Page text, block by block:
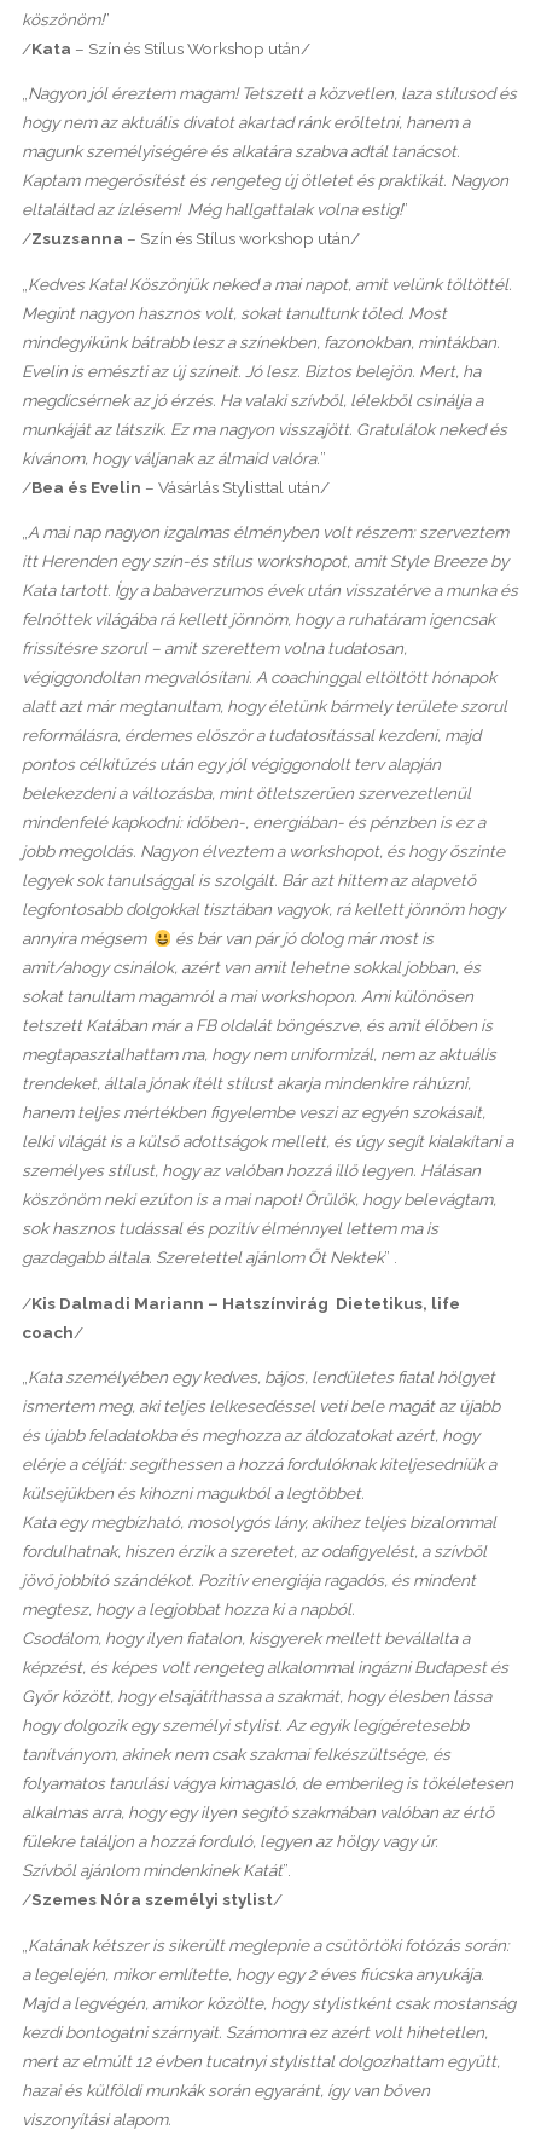
köszönöm!”
/Kata – Szín és Stílus Workshop után/
„Nagyon jól éreztem magam! Tetszett a közvetlen, laza stílusod és
hogy nem az aktuális divatot akartad ránk erőltetni, hanem a
magunk személyiségére és alkatára szabva adtál tanácsot.
Kaptam megerősítést és rengeteg új ötletet és praktikát. Nagyon
eltaláltad az ízlésem! Még hallgattalak volna estig!”
/Zsuzsanna – Szín és Stílus workshop után/
Kedves Kata! Köszönjük neked a mai napot, amit velünk töltöttél.
Megint nagyon hasznos volt, sokat tanultunk tőled. Most
mindegyikünk bátrabb lesz a színekben, fazonokban, mintákban.
Evelin is emészti az új színeit. Jó lesz. Biztos belejön. Mert, ha
megdícsérnek az jó érzés. Ha valaki szívből, lélekből csinálja a
munkáját az látszik. Ez ma nagyon visszajött. Gratulálok neked és
kívánom, hogy váljanak az álmaid valóra.”
/Bea és Evelin – Vásárlás Stylisttal után/
„A mai nap nagyon izgalmas élményben volt részem: szerveztem
itt Herenden egy szín-és stílus workshopot, amit Style Breeze by
Kata tartott. Így a babaverzumos évek után visszatérve a munka és
felnőttek világába rá kellett jönnöm, hogy a ruhatáram igencsak
frissítésre szorul – amit szerettem volna tudatosan,
végiggondoltan megvalósítani. A coachinggal eltöltött hónapok
alatt azt már megtanultam, hogy életünk bármely területe szorul
reformálásra, érdemes először a tudatosítással kezdeni, majd
pontos célkitűzés után egy jól végiggondolt terv alapján
belekezdeni a változásba, mint ötletszerűen szervezetlenül
mindenfelé kapkodni: időben-, energiában- és pénzben is ez a
jobb megoldás. Nagyon élveztem a workshopot, és hogy őszinte
legyek sok tanulsággal is szolgált. Bár azt hittem az alapvető
legfontosabb dolgokkal tisztában vagyok, rá kellett jönnöm hogy
annyira mégsem
és bár van pár jó dolog már most is
amit/ahogy csinálok, azért van amit lehetne sokkal jobban, és
sokat tanultam magamról a mai workshopon. Ami különösen
tetszett Katában már a FB oldalát böngészve, és amit élőben is
megtapasztalhattam ma, hogy nem uniformizál, nem az aktuális
trendeket, általa jónak ítélt stílust akarja mindenkire ráhúzni,
hanem teljes mértékben figyelembe veszi az egyén szokásait,
lelki világát is a külső adottságok mellett, és úgy segít kialakítani a
személyes stílust, hogy az valóban hozzá illő legyen. Hálásan
köszönöm neki ezúton is a mai napot! Örülök, hogy belevágtam,
sok hasznos tudással és pozitív élménnyel lettem ma is
gazdagabb általa. Szeretettel ajánlom Őt Nektek” .
/Kis Dalmadi Mariann – Hatszínvirág Dietetikus, life
coach/
„Kata személyében egy kedves, bájos, lendületes fiatal hölgyet
ismertem meg, aki teljes lelkesedéssel veti bele magát az újabb
és újabb feladatokba és meghozza az áldozatokat azért, hogy
elérje a célját: segíthessen a hozzá fordulóknak kiteljesedniük a
külsejükben és kihozni magukból a legtöbbet.
Kata egy megbízható, mosolygós lány, akihez teljes bizalommal
fordulhatnak, hiszen érzik a szeretet, az odafigyelést, a szívből
jövő jobbító szándékot. Pozitív energiája ragadós, és mindent
megtesz, hogy a legjobbat hozza ki a napból.
Csodálom, hogy ilyen fiatalon, kisgyerek mellett bevállalta a
képzést, és képes volt rengeteg alkalommal ingázni Budapest és
Győr között, hogy elsajátíthassa a szakmát, hogy élesben lássa
hogy dolgozik egy személyi stylist. Az egyik legígéretesebb
tanítványom, akinek nem csak szakmai felkészültsége, és
folyamatos tanulási vágya kimagasló, de emberileg is tökéletesen
alkalmas arra, hogy egy ilyen segítő szakmában valóban az értő
fülekre találjon a hozzá forduló, legyen az hölgy vagy úr.
Szívből ajánlom mindenkinek Katát”.
/Szemes Nóra személyi stylist/
Katának kétszer is sikerült meglepnie a csütörtöki fotózás során:
a legelején, mikor említette, hogy egy 2 éves fiúcska anyukája.
Majd a legvégén, amikor közölte, hogy stylistként csak mostanság
kezdi bontogatni szárnyait. Számomra ez azért volt hihetetlen,
mert az elmúlt 12 évben tucatnyi stylisttal dolgozhattam együtt,
hazai és külföldi munkák során egyaránt, így van bőven
viszonyítási alapom.